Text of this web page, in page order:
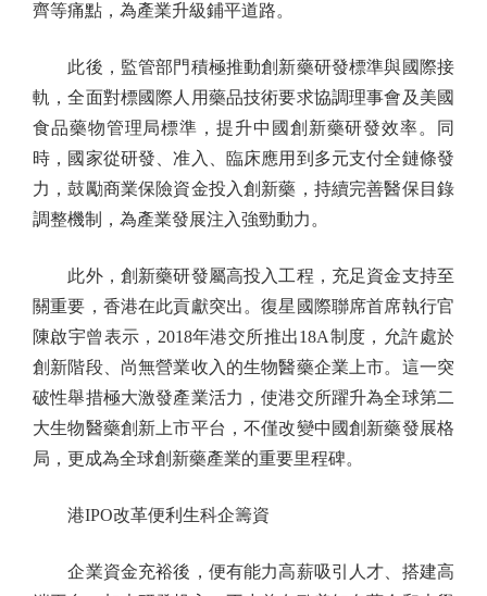
齊等痛點，為產業升級鋪平道路。
此後，監管部門積極推動創新藥研發標準與國際接
軌，全面對標國際人用藥品技術要求協調理事會及美國
食品藥物管理局標準，提升中國創新藥研發效率。同
時，國家從研發、准入、臨床應用到多元支付全鏈條發
力，鼓勵商業保險資金投入創新藥，持續完善醫保目錄
調整機制，為產業發展注入強勁動力。
此外，創新藥研發屬高投入工程，充足資金支持至
關重要，香港在此貢獻突出。復星國際聯席首席執行官
陳啟宇曾表示，2018年港交所推出18A制度，允許處於
創新階段、尚無營業收入的生物醫藥企業上市。這一突
破性舉措極大激發產業活力，使港交所躍升為全球第二
大生物醫藥創新上市平台，不僅改變中國創新藥發展格
局，更成為全球創新藥產業的重要里程碑。
港IPO改革便利生科企籌資
企業資金充裕後，便有能力高薪吸引人才、搭建高